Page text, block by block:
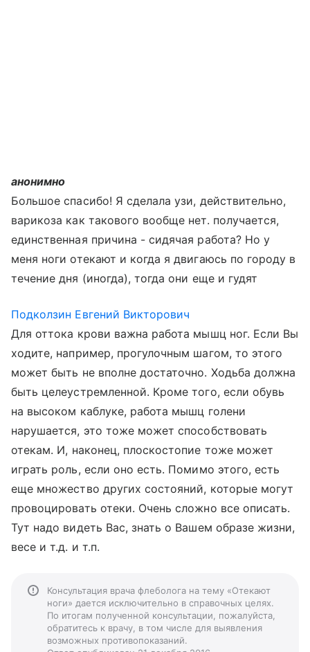
анонимно
Большое спасибо! Я сделала узи, действительно,
варикоза как такового вообще нет. получается,
единственная причина - сидячая работа? Но у
меня ноги отекают и когда я двигаюсь по городу в
течение дня (иногда), тогда они еще и гудят
Подколзин Евгений Викторович
Для оттока крови важна работа мышц ног. Если Вы
ходите, например, прогулочным шагом, то этого
может быть не вполне достаточно. Ходьба должна
быть целеустремленной. Кроме того, если обувь
на высоком каблуке, работа мышц голени
нарушается, это тоже может способствовать
отекам. И, наконец, плоскостопие тоже может
играть роль, если оно есть. Помимо этого, есть
еще множество других состояний, которые могут
провоцировать отеки. Очень сложно все описать.
Тут надо видеть Вас, знать о Вашем образе жизни,
весе и т.д. и т.п.
Консультация врача флеболога на тему «Отекают
ноги» дается исключительно в справочных целях.
По итогам полученной консультации, пожалуйста,
обратитесь к врачу, в том числе для выявления
возможных противопоказаний.